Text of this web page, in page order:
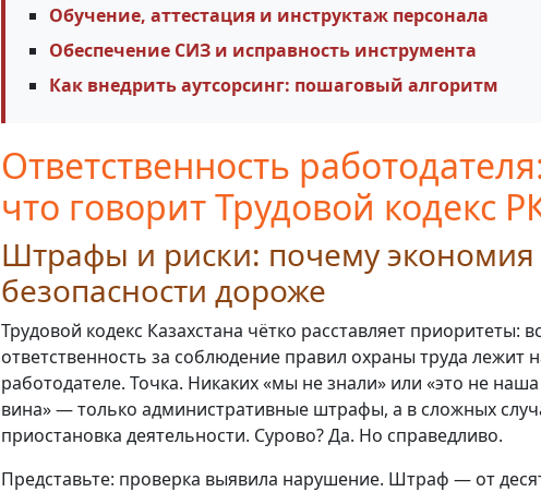
Обучение, аттестация и инструктаж персонала
Обеспечение СИЗ и исправность инструмента
Как внедрить аутсорсинг: пошаговый алгоритм
Ответственность
что говорит Трудовой кодекс
Штрафы и риски: почему
безопасности дороже
Трудовой кодекс Казахстана чётко расставляет приоритеты:
ответственность за соблюдение правил охраны труда лежит
работодателе. Точка. Никаких «мы не знали» или «это не наша
вина» — только административные штрафы, а в сложных
приостановка деятельности. Сурово? Да. Но справедливо.
Представьте: проверка выявила нарушение. Штраф — от